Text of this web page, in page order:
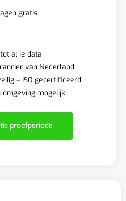
gratis
al je data
van Nederland
– ISO gecertificeerd
omgeving mogelijk
proefperiode